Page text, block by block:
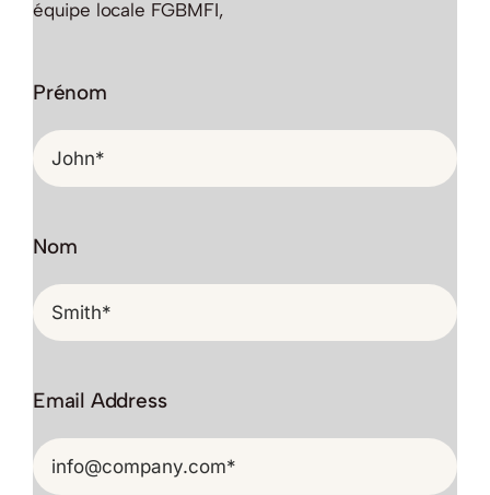
équipe locale FGBMFI,
Prénom
Nom
Email Address